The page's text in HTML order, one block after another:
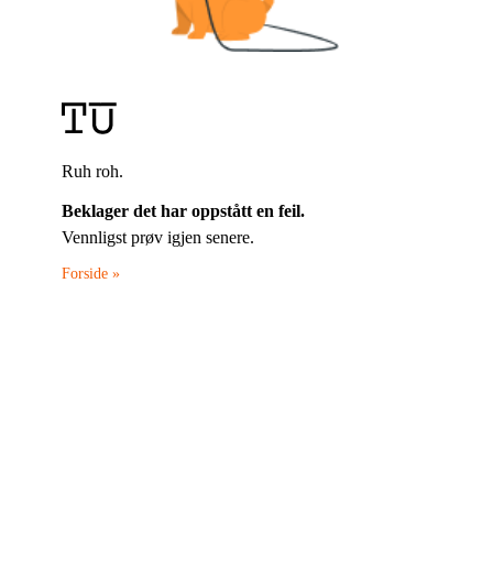
Ruh roh.
Beklager det har oppstått en feil.
Vennligst prøv igjen senere.
Forside »